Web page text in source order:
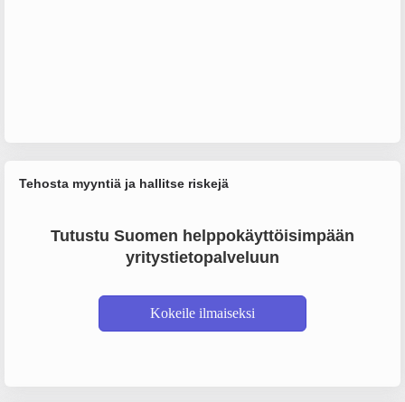
Tehosta myyntiä ja hallitse riskejä
Tutustu Suomen helppokäyttöisimpään
yritystietopalveluun
Kokeile ilmaiseksi